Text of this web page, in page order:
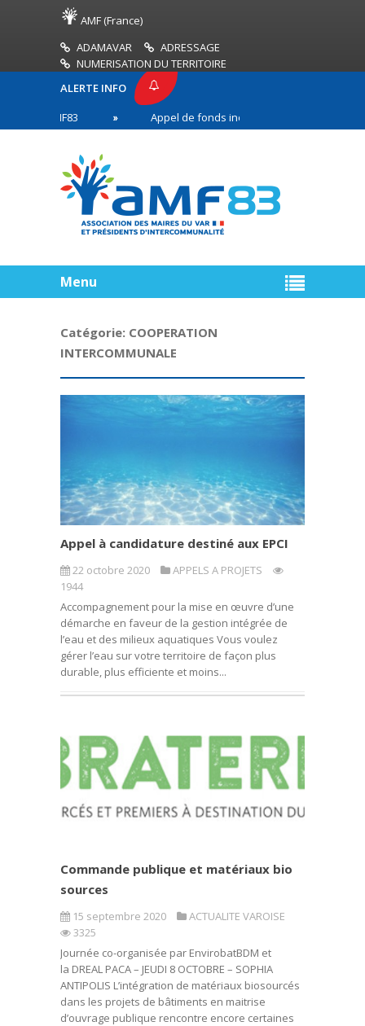
AMF (France)
ADAMAVAR
ADRESSAGE
NUMERISATION DU TERRITOIRE
ALERTE INFO
Appel de fonds incendies de forêt
première ligne
Menu
Catégorie: COOPERATION
INTERCOMMUNALE
Appel à candidature destiné aux EPCI
22 octobre 2020
APPELS A PROJETS
1944
Accompagnement pour la mise en œuvre d’une
démarche en faveur de la gestion intégrée de
l’eau et des milieux aquatiques Vous voulez
gérer l’eau sur votre territoire de façon plus
durable, plus efficiente et moins...
Commande publique et matériaux bio
sources
15 septembre 2020
ACTUALITE VAROISE
3325
Journée co-organisée par EnvirobatBDM et
la DREAL PACA – JEUDI 8 OCTOBRE – SOPHIA
ANTIPOLIS L’intégration de matériaux biosourcés
dans les projets de bâtiments en maitrise
d’ouvrage publique rencontre encore certaines